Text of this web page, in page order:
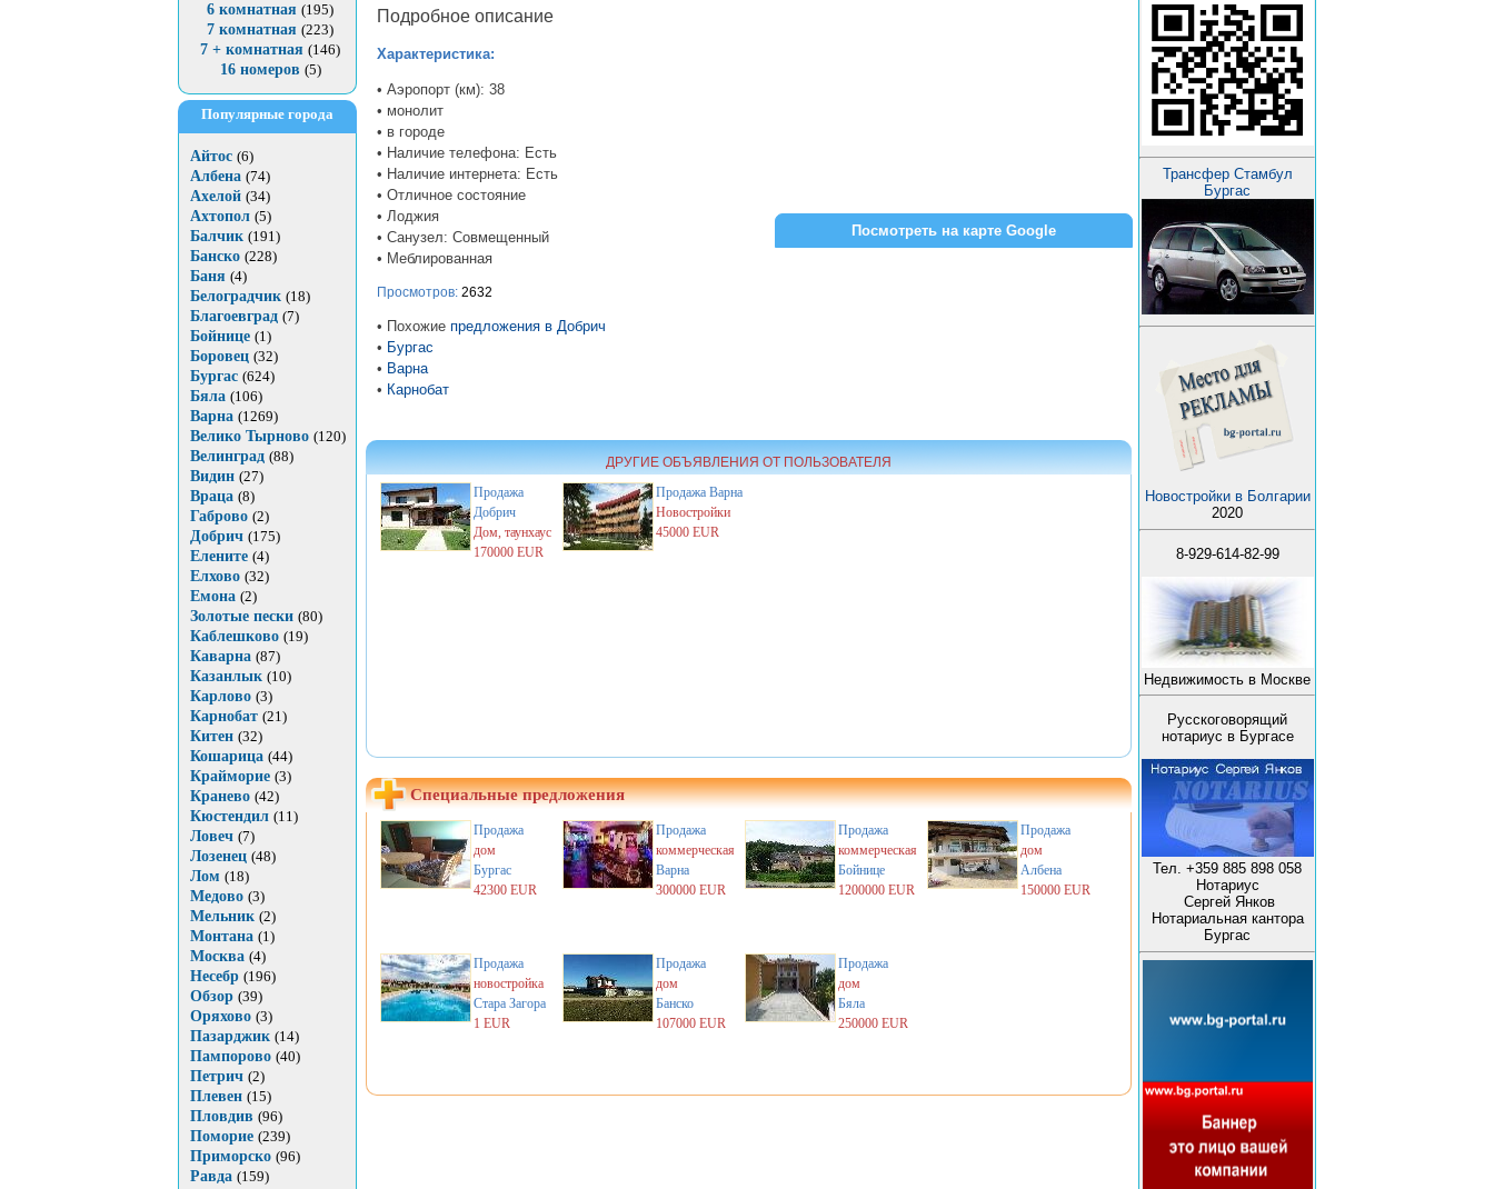
6 комнатная (195)
7 комнатная (223)
7 + комнатная (146)
16 номеров (5)
Популярные города
Айтос (6)
Албена (74)
Ахелой (34)
Ахтопол (5)
Балчик (191)
Банско (228)
Баня (4)
Белоградчик (18)
Благоевград (7)
Бойнице (1)
Боровец (32)
Бургас (624)
Бяла (106)
Варна (1269)
Велико Тырново (120)
Велинград (88)
Видин (27)
Враца (8)
Габрово (2)
Добрич (175)
Елените (4)
Елхово (32)
Емона (2)
Золотые пески (80)
Каблешково (19)
Каварна (87)
Казанлык (10)
Карлово (3)
Карнобат (21)
Китен (32)
Кошарица (44)
Крайморие (3)
Кранево (42)
Кюстендил (11)
Ловеч (7)
Лозенец (48)
Лом (18)
Медово (3)
Мельник (2)
Монтана (1)
Москва (4)
Несебр (196)
Обзор (39)
Оряхово (3)
Пазарджик (14)
Пампорово (40)
Петрич (2)
Плевен (15)
Пловдив (96)
Поморие (239)
Приморско (96)
Равда (159)
Посмотреть на карте Google
Подробное описание
Характеристика:
• Аэропорт (км): 38
• монолит
• в городе
• Наличие телефона: Есть
• Наличие интернета: Есть
• Отличное состояние
• Лоджия
• Санузел: Совмещенный
• Меблированная
Просмотров: 2632
• Похожие предложения в Добрич
• Бургас
• Варна
• Карнобат
ДРУГИЕ ОБЪЯВЛЕНИЯ ОТ ПОЛЬЗОВАТЕЛЯ
Продажа
Добрич
Дом, таунхаус
170000 EUR
Продажа Варна
Новостройки
45000 EUR
Специальные предложения
Продажа
дом
Бургас
42300 EUR
Продажа
коммерческая
Варна
300000 EUR
Продажа
коммерческая
Бойнице
1200000 EUR
Продажа
дом
Албена
150000 EUR
Продажа
новостройка
Стара Загора
1 EUR
Продажа
дом
Банско
107000 EUR
Продажа
дом
Бяла
250000 EUR
Трансфер Стамбул
Бургас
Новостройки в Болгарии
2020
8-929-614-82-99
Недвижимость в Москве
Русскоговорящий
нотариус в Бургасе
Тел. +359 885 898 058
Нотариус
Сергей Янков
Нотариальная кантора
Бургас